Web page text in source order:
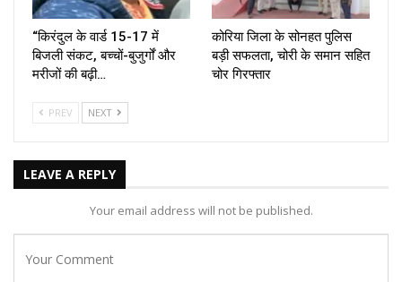
“किरंदुल के वार्ड 15-17 में
बिजली संकट, बच्चों-बुजुर्गों और
मरीजों की बढ़ी…
कोरिया जिला के सोनहत पुलिस
बड़ी सफलता, चोरी के समान सहित
चोर गिरफ्तार
PREV NEXT
LEAVE A REPLY
Your email address will not be published.